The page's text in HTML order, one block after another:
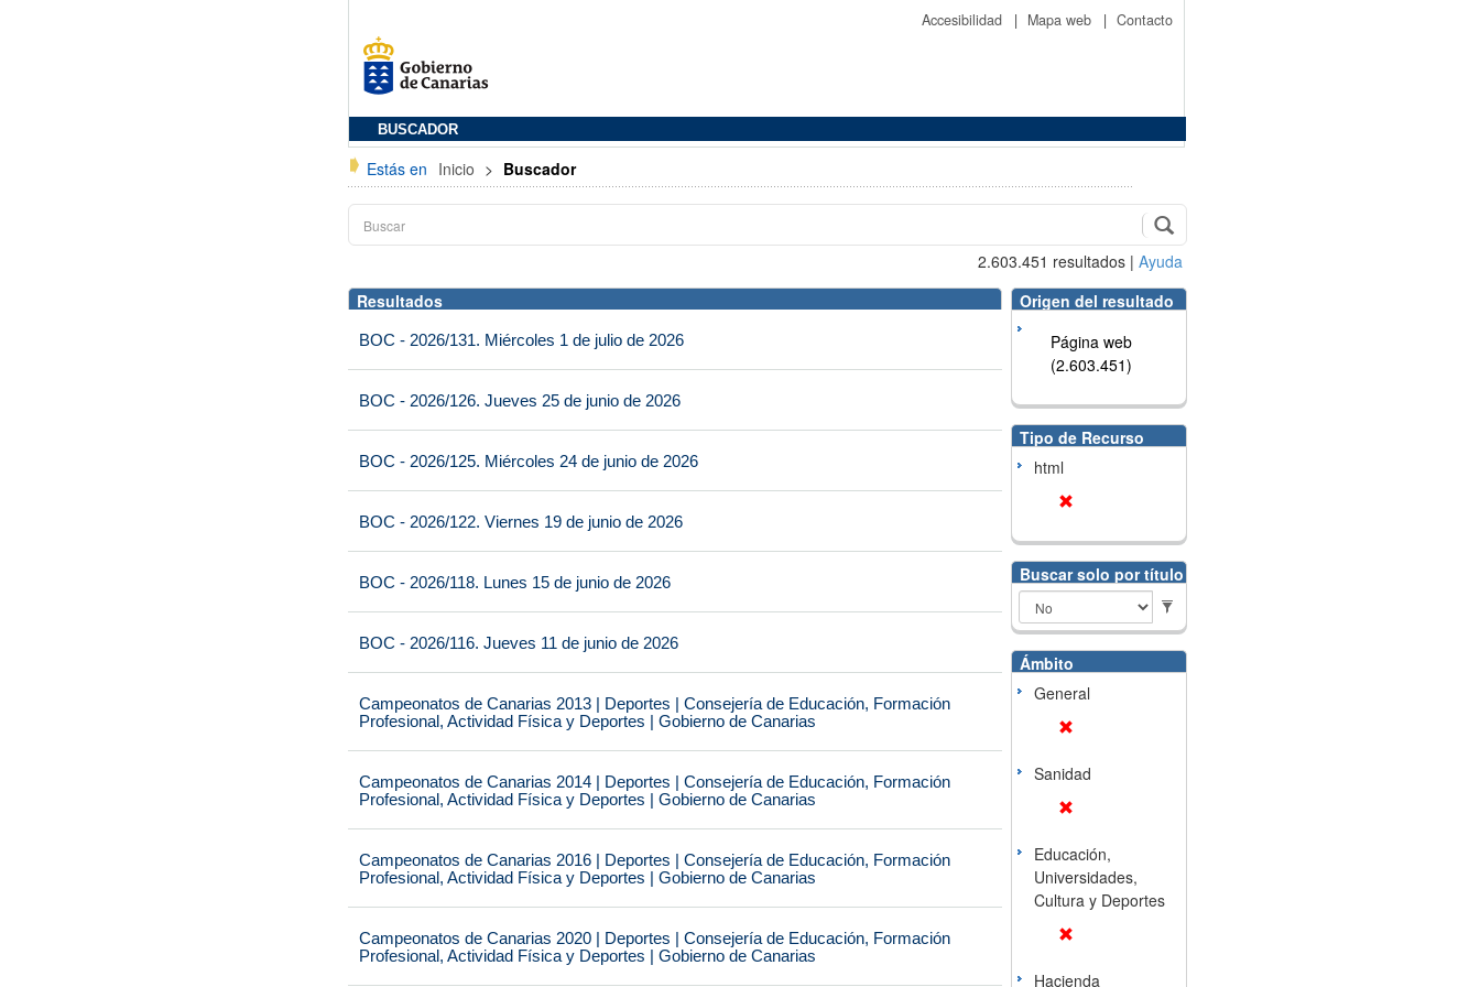
Accesibilidad | Mapa web | Contacto
BUSCADOR
Estás en Inicio > Buscador
2.603.451 resultados | Ayuda
Resultados
BOC - 2026/131. Miércoles 1 de julio de 2026
BOC - 2026/126. Jueves 25 de junio de 2026
BOC - 2026/125. Miércoles 24 de junio de 2026
BOC - 2026/122. Viernes 19 de junio de 2026
BOC - 2026/118. Lunes 15 de junio de 2026
BOC - 2026/116. Jueves 11 de junio de 2026
Campeonatos de Canarias 2013 | Deportes | Consejería de Educación, Formación
Profesional, Actividad Física y Deportes | Gobierno de Canarias
Campeonatos de Canarias 2014 | Deportes | Consejería de Educación, Formación
Profesional, Actividad Física y Deportes | Gobierno de Canarias
Campeonatos de Canarias 2016 | Deportes | Consejería de Educación, Formación
Profesional, Actividad Física y Deportes | Gobierno de Canarias
Campeonatos de Canarias 2020 | Deportes | Consejería de Educación, Formación
Profesional, Actividad Física y Deportes | Gobierno de Canarias
Origen del resultado
Página web
(2.603.451)
Tipo de Recurso
html
Buscar solo por título
Ámbito
General
Sanidad
Educación,
Universidades,
Cultura y Deportes
Hacienda